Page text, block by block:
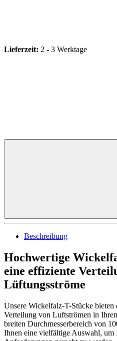
Lieferzeit: 2 - 3 Werktage
Beschreibung
Hochwertige
eine effiziente
Lüftungsströme
Unsere Wickelfalz-T-Stücke
Verteilung von Luftströmen in
breiten Durchmesserbereich von
Ihnen eine vielfältige Auswahl, um